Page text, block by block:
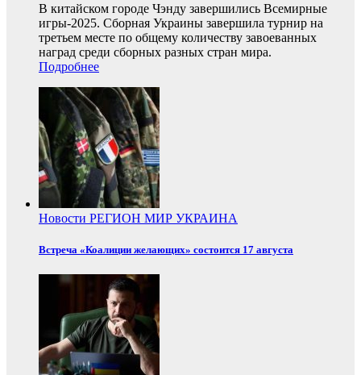
В китайском городе Чэнду завершились Всемирные
игры-2025. Сборная Украины завершила турнир на
третьем месте по общему количеству завоеванных
наград среди сборных разных стран мира.
Подробнее
Новости РЕГИОН МИР УКРАИНА
Встреча «Коалиции желающих» состоится 17 августа